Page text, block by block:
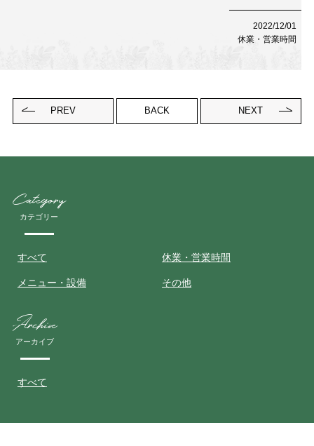
2022/12/01
休業・営業時間
PREV BACK NEXT
Category
カテゴリー
すべて 休業・営業時間
メニュー・設備 その他
Archive
アーカイブ
すべて